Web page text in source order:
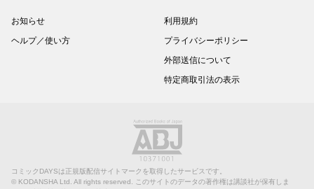
お知らせ
ヘルプ／使い方
利用規約
プライバシーポリシー
外部送信について
特定商取引法の表示
コミックDAYSは正規版配信サイトマークを取得したサービスです。
© KODANSHA Ltd. All rights reserved. このサイトのデータの著作権は講談社が保有しま